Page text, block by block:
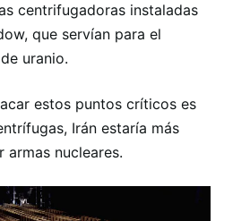
centrifugadoras instaladas
que servían para el
uranio.
estos puntos críticos es
Irán estaría más
armas nucleares.